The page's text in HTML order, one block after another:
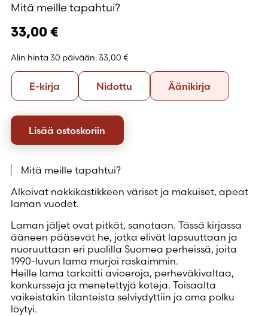
Mitä meille tapahtui?
33,00 €
Alin hinta 30 päivään: 33,00 €
Formaatti
E-kirja
kirja
NidottuNidottu Äänikirja
Lisää ostoskoriin
Mitä meille tapahtui?
Alkoivat nakkikastikkeen väriset ja makuiset, apeat
laman vuodet.
Laman jäljet ovat pitkät, sanotaan. Tässä kirjassa
ääneen pääsevät he, jotka elivät lapsuuttaan ja
nuoruuttaan eri puolilla Suomea perheissä, joita
1990-luvun lama murjoi raskaimmin.
Heille lama tarkoitti avioeroja, perheväkivaltaa,
konkursseja ja menetettyjä koteja. Toisaalta
vaikeistakin tilanteista selviydyttiin ja oma polku
löytyi.